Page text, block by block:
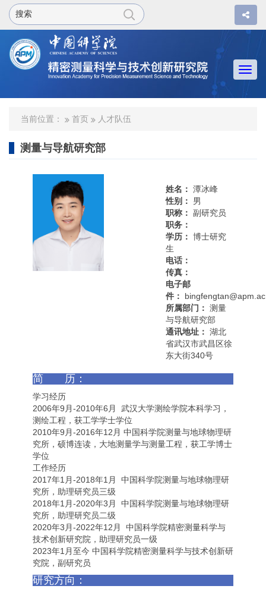
当前位置： 首页 人才队伍
测量与导航研究部
姓名： 潭冰峰
性别：
男
职称： 副研究员
职务：
学历： 博士研究
生
电话：
传真：
电子邮
件：
所属部门： 测量
与导航研究部
通讯地址： 湖北
省武汉市武昌区徐
东大街340号
简 历：
学习经历
2006年9月-2010年6月 武汉大学测绘学院本科学习，
测绘工程，获工学学士学位
2010年9月-2016年12月 中国科学院测量与地球物理研
究所，硕博连读，大地测量学与测量工程，获工学博士
学位
工作经历
2017年1月-2018年1月 中国科学院测量与地球物理研
究所，助理研究员三级
2018年1月-2020年3月 中国科学院测量与地球物理研
究所，助理研究员二级
2020年3月-2022年12月 中国科学院精密测量科学与
技术创新研究院，助理研究员一级
2023年1月至今 中国科学院精密测量科学与技术创新研
究院，副研究员
研究方向：